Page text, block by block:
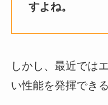
すよね。
しかし、最近では
い性能を発揮でき